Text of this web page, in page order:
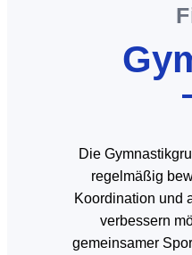
Die
regelmäßig
Koordination und
verbessern
gemeinsamer